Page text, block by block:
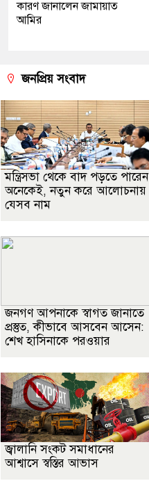
কারণ জানালেন জামায়াত
আমির
জনপ্রিয় সংবাদ
মন্ত্রিসভা থেকে বাদ পড়তে পারেন
অনেকেই, নতুন করে আলোচনায়
যেসব নাম
জনগণ আপনাকে স্বাগত জানাতে
প্রস্তুত, কীভাবে আসবেন আসেন:
শেখ হাসিনাকে পরওয়ার
জ্বালানি সংকট সমাধানের
আশ্বাসে স্বস্তির আভাস